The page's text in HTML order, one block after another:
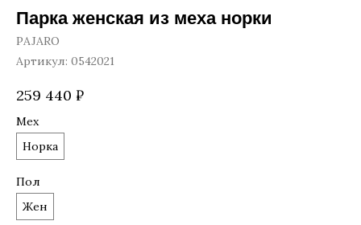
Парка женская из меха норки
PAJARO
Артикул: 0542021
259 440 ₽
Мех
Норка
Пол
Жен